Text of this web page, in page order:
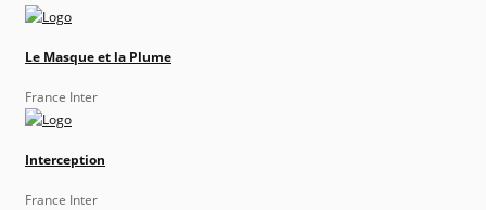
Le Masque et la Plume
France Inter
Interception
France Inter